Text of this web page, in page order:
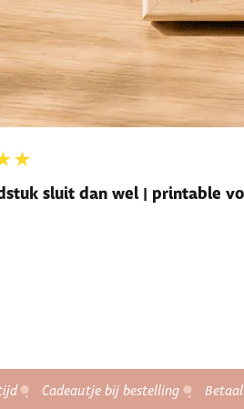
sluit dan wel | printable
Cadeautje bij bestelling